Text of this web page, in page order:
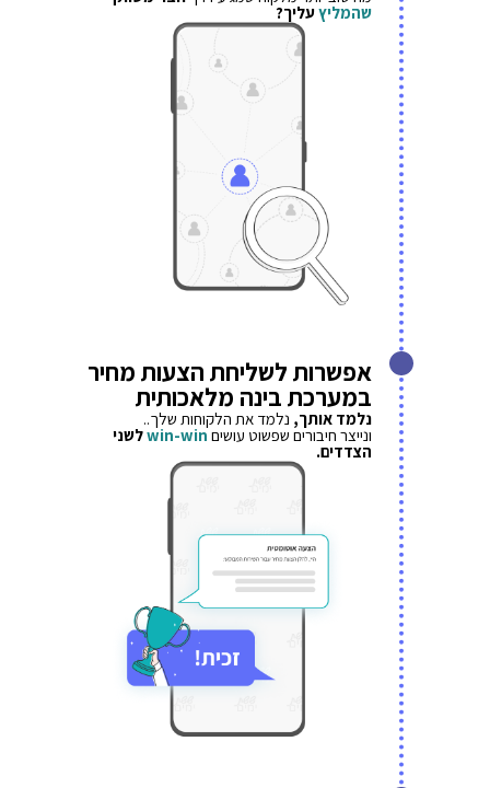
שהמליץעליך?
אפשרות לשליחת הצעות מחיר
במערכת בינה מלאכותית
נלמד אותך, נלמד את הלקוחות שלך..
ונייצר חיבורים שפשוט עושים win-winלשני
הצדדים.